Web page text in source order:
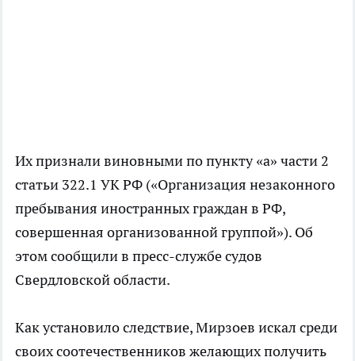
Их признали виновными по пункту «а» части 2
статьи 322.1 УК РФ («Организация незаконного
пребывания иностранных граждан в РФ,
совершенная организованной группой»). Об
этом сообщили в пресс-службе судов
Свердловской области.
Как установило следствие, Мирзоев искал среди
своих соотечественников желающих получить